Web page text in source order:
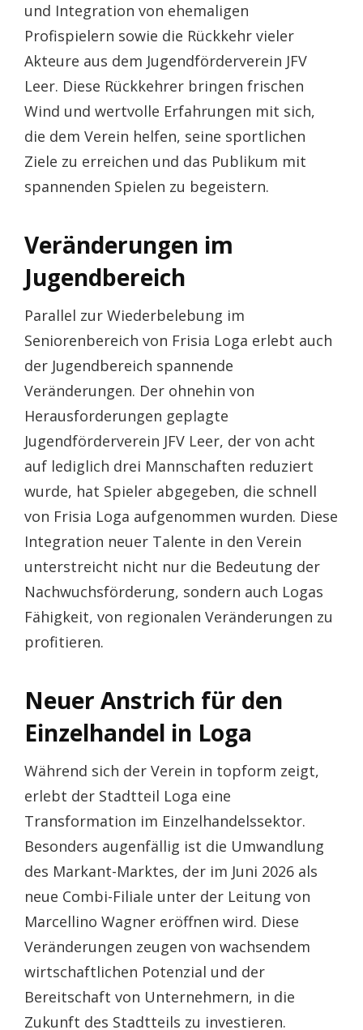
und Integration von ehemaligen
Profispielern sowie die Rückkehr vieler
Akteure aus dem Jugendförderverein JFV
Leer. Diese Rückkehrer bringen frischen
Wind und wertvolle Erfahrungen mit sich,
die dem Verein helfen, seine sportlichen
Ziele zu erreichen und das Publikum mit
spannenden Spielen zu begeistern.
Veränderungen im
Jugendbereich
Parallel zur Wiederbelebung im
Seniorenbereich von Frisia Loga erlebt auch
der Jugendbereich spannende
Veränderungen. Der ohnehin von
Herausforderungen geplagte
Jugendförderverein JFV Leer, der von acht
auf lediglich drei Mannschaften reduziert
wurde, hat Spieler abgegeben, die schnell
von Frisia Loga aufgenommen wurden. Diese
Integration neuer Talente in den Verein
unterstreicht nicht nur die Bedeutung der
Nachwuchsförderung, sondern auch Logas
Fähigkeit, von regionalen Veränderungen zu
profitieren.
Neuer Anstrich für den
Einzelhandel in Loga
Während sich der Verein in topform zeigt,
erlebt der Stadtteil Loga eine
Transformation im Einzelhandelssektor.
Besonders augenfällig ist die Umwandlung
des Markant-Marktes, der im Juni 2026 als
neue Combi-Filiale unter der Leitung von
Marcellino Wagner eröffnen wird. Diese
Veränderungen zeugen von wachsendem
wirtschaftlichen Potenzial und der
Bereitschaft von Unternehmern, in die
Zukunft des Stadtteils zu investieren.